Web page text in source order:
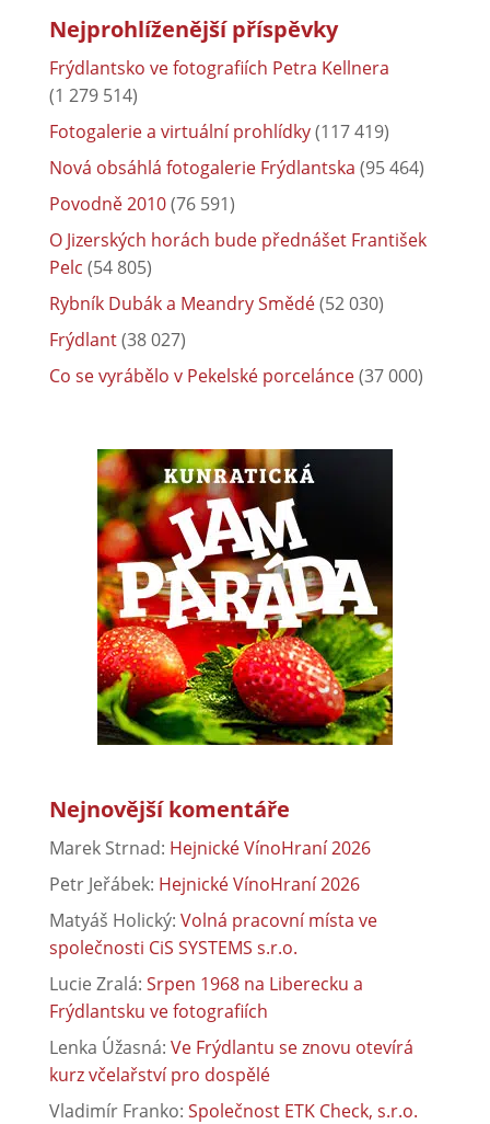
Nejprohlíženější příspěvky
Frýdlantsko ve fotografiích Petra Kellnera
(1 279 514)
Fotogalerie a virtuální prohlídky(117 419)
Nová obsáhlá fotogalerie Frýdlantska (95 464)
Povodně 2010(76 591)
O Jizerských horách bude přednášet František
Pelc (54 805)
Rybník Dubák a Meandry Smědé(52 030)
Frýdlant(38 027)
Co se vyrábělo v Pekelské porcelánce(37 000)
Nejnovější komentáře
Marek Strnad: Hejnické VínoHraní 2026
Petr Jeřábek: Hejnické VínoHraní 2026
Matyáš Holický: Volná pracovní místa ve
společnosti CiS SYSTEMS s.r.o.
Lucie Zralá: Srpen 1968 na Liberecku a
Frýdlantsku ve fotografiích
Lenka Úžasná: Ve Frýdlantu se znovu otevírá
kurz včelařství pro dospělé
Vladimír Franko: Společnost ETK Check, s.r.o.